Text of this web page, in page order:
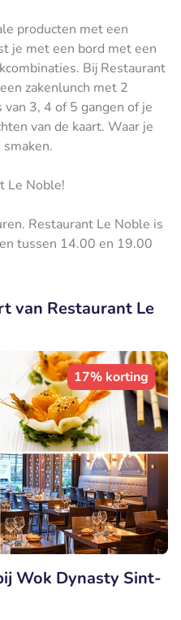
producten met een
je met een bord met een
Bij Restaurant
zakenlunch met 2
3, 4 of 5 gangen of je
van de kaart. Waar je
Le Noble!
Restaurant Le Noble is
tussen 14.00 en 19.00
van Restaurant Le
17% korting
Wok Dynasty Sint-